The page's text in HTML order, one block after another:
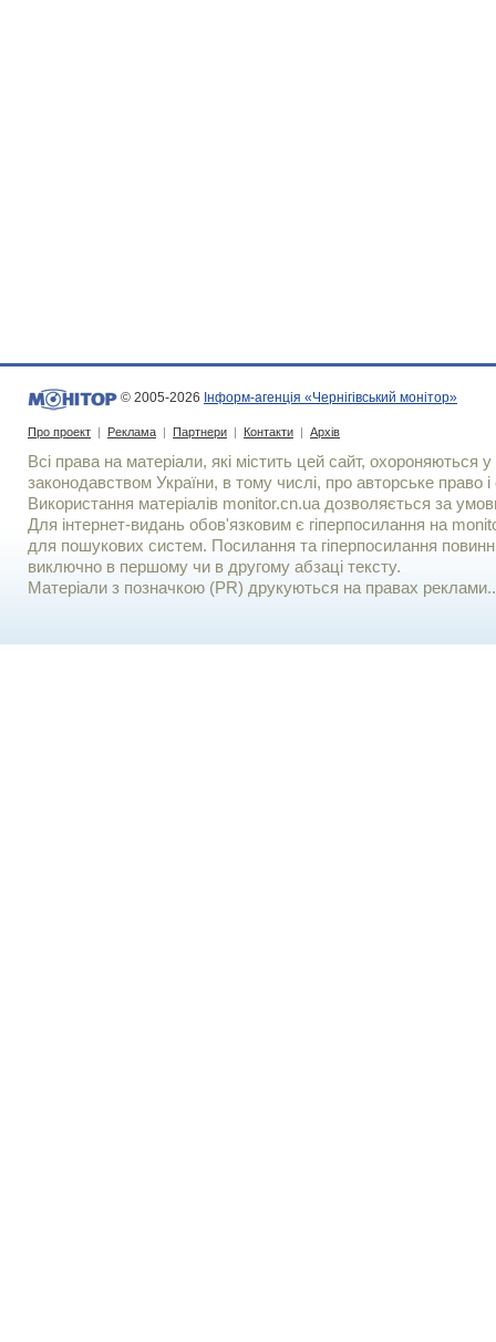
© 2005-2026 Інформ-агенція «Чернігівський монітор»
Про проект | Реклама | Партнери | Контакти | Архів
Всі права на матеріали, які містить цей сайт, охороняються у
законодавством України, в тому числі, про авторське право і
Використання матерiалiв monitor.cn.ua дозволяється за
Для iнтернет-видань обов'язковим є гiперпосилання на
для пошукових систем. Посилання та гіперпосилання
виключно в першому чи в другому абзаці тексту.
Матеріали з позначкою (PR) друкуються на правах реклами..